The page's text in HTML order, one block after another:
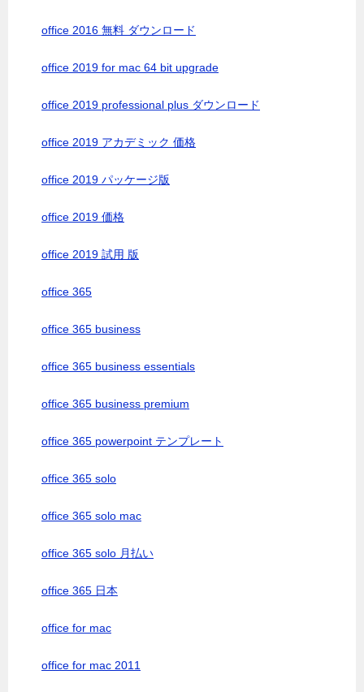
office 2016 無料 ダウンロード
office 2019 for mac 64 bit upgrade
office 2019 professional plus ダウンロード
office 2019 アカデミック 価格
office 2019 パッケージ版
office 2019 価格
office 2019 試用 版
office 365
office 365 business
office 365 business essentials
office 365 business premium
office 365 powerpoint テンプレート
office 365 solo
office 365 solo mac
office 365 solo 月払い
office 365 日本
office for mac
office for mac 2011